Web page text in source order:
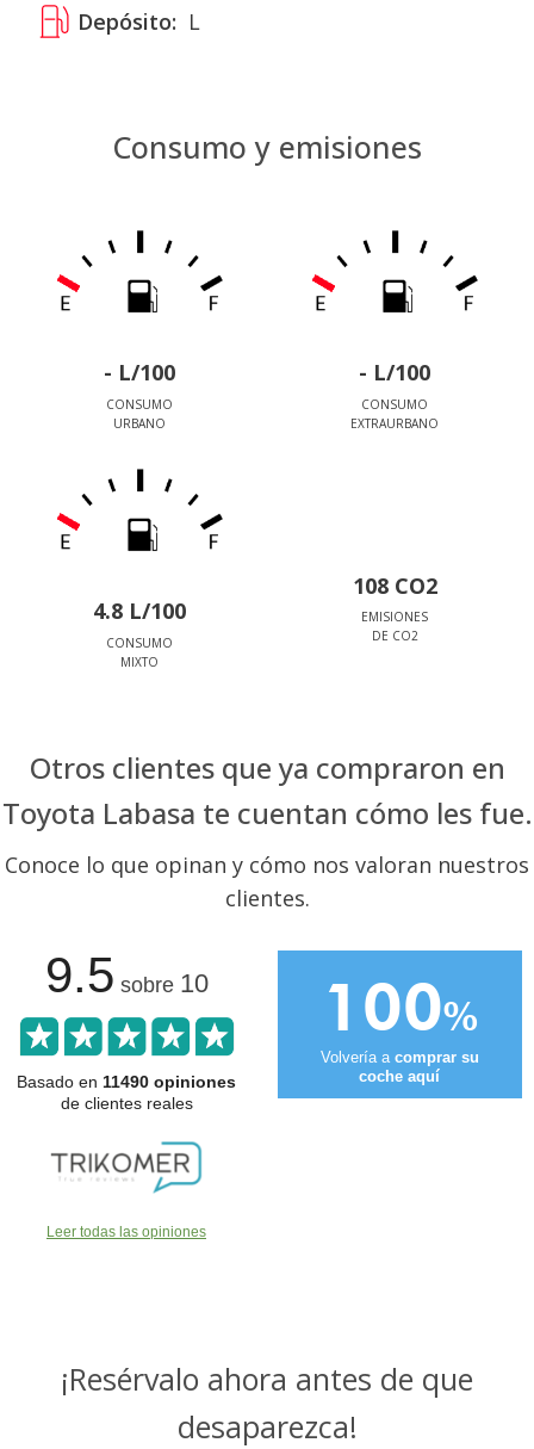
Depósito: L
Consumo y emisiones
- L/100
CONSUMO
URBANO
- L/100
CONSUMO
EXTRAURBANO
4.8 L/100
CONSUMO
MIXTO
108 CO2
EMISIONES
DE CO2
Otros clientes que ya compraron en
Toyota Labasa te cuentan cómo les fue.
Conoce lo que opinan y cómo nos valoran nuestros
clientes.
9.5 sobre 10
Basado en11490 opiniones
de clientes reales
Leer todas las opiniones
100%
Volvería a comprar su
coche aquí
¡Resérvalo ahora antes de que
desaparezca!